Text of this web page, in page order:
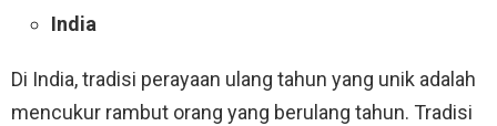
India
Di India, tradisi perayaan ulang tahun yang unik adalah
mencukur rambut orang yang berulang tahun. Tradisi